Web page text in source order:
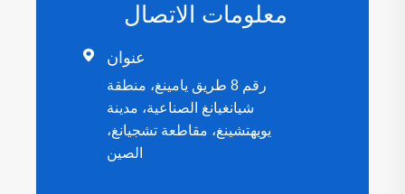
معلومات الاتصال
 عنوان
رقم 8 طريق يامينغ، منطقة
شيانغيانغ الصناعية، مدينة
يويهتشينغ، مقاطعة تشجيانغ،
الصين